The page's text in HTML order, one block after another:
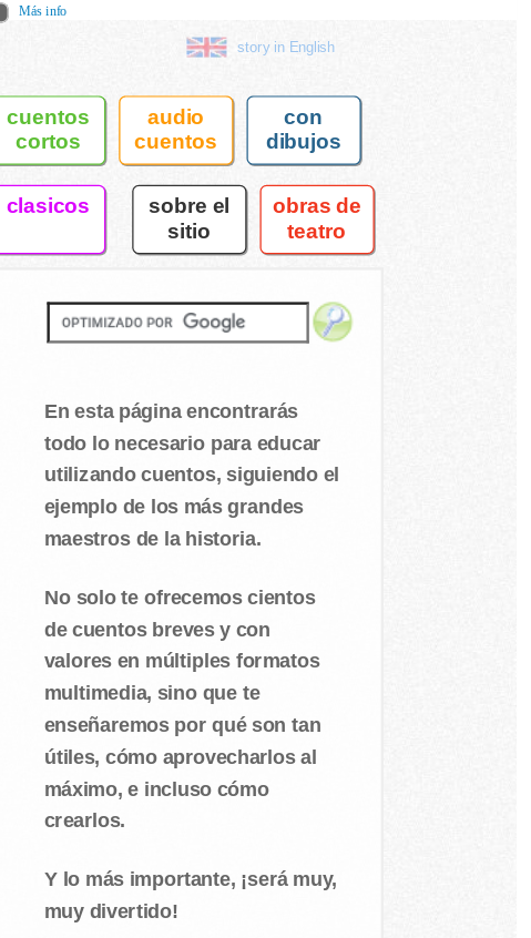
story in English
cuentos
cortos
audio
cuentos
con
dibujos
clasicos sobre el
sitio
obras de
teatro
En esta página encontrarás
todo lo necesario para educar
utilizando cuentos, siguiendo el
ejemplo de los más grandes
maestros de la historia.
No solo te ofrecemos cientos
de cuentos breves y con
valores en múltiples formatos
multimedia, sino que te
enseñaremos por qué son tan
útiles, cómo aprovecharlos al
máximo, e incluso cómo
crearlos.
Y lo más importante, ¡será muy,
muy divertido!
Más info